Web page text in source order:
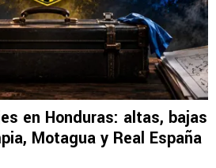
en Honduras: altas, bajas
Motagua y Real España